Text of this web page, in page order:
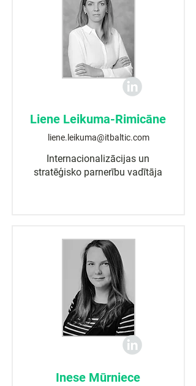
Liene Leikuma-Rimicāne
liene.leikuma@itbaltic.com
Internacionalizācijas un
stratēģisko parnerību vadītāja
Inese Mūrniece